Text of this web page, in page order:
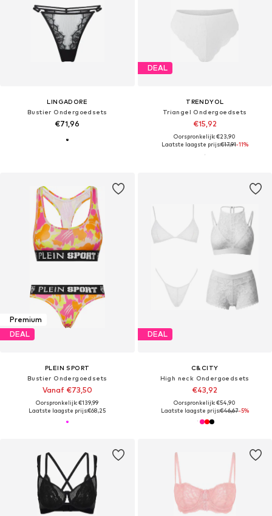
LINGADORE
Bustier Ondergoedsets
€71,96
DEAL
TRENDYOL
Triangel Ondergoedsets
€15,92
Oorspronkelijk: €23,90
Laatste laagste prijs:€17,91-11%
Premium
DEAL
PLEIN SPORT
Bustier Ondergoedsets
Vanaf €73,50
Oorspronkelijk: €139,99
Laatste laagste prijs:€68,25
DEAL
C&CITY
High neck Ondergoedsets
€43,92
Oorspronkelijk: €54,90
Laatste laagste prijs:€46,67-5%